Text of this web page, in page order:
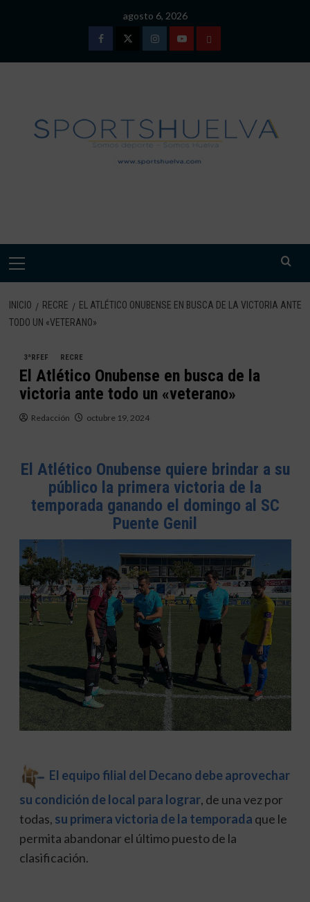
agosto 6, 2026
FacebookTwitterInstagramYoutubeTÉRMINOS
DE
USO
Menú
INICIO RECRE
EL ATLÉTICO ONUBENSE EN BUSCA DE LA VICTORIA ANTE
TODO UN «VETERANO»
3ªRFEF RECRE
El Atlético Onubense en busca de la
victoria ante todo un «veterano»
Redacción octubre 19, 2024
El Atlético Onubense quiere brindar a su
público la primera victoria de la
temporada ganando el domingo al SC
Puente Genil
El equipo filial del Decano debe aprovechar
su condición de local para lograr, de una vez por
todas, su primera victoria de la temporada que le
permita abandonar el último puesto de la
clasificación.